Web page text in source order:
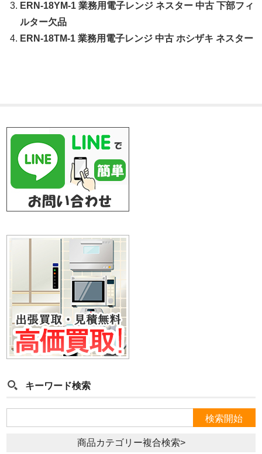
ERN-18YM-1 業務用電子レンジ ネスター 中古 下部フィ
ルター欠品
ERN-18TM-1 業務用電子レンジ 中古 ホシザキ ネスター
キーワード検索
商品カテゴリー複合検索>